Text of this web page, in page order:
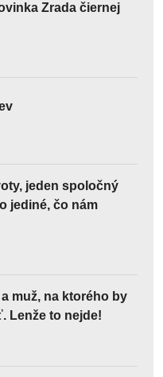
Zrada čiernej
jeden spoločný
jediné, čo nám
muž, na ktorého by
Lenže to nejde!